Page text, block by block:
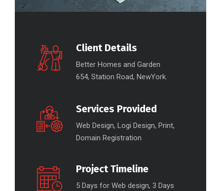
Client Details
Better Homes and Garden
654, Station Road, NewYork.
Services Provided
Web Design, Logi Design, Print,
Domain Registration
Project Timeline
5 Days for Web design, 3 Days